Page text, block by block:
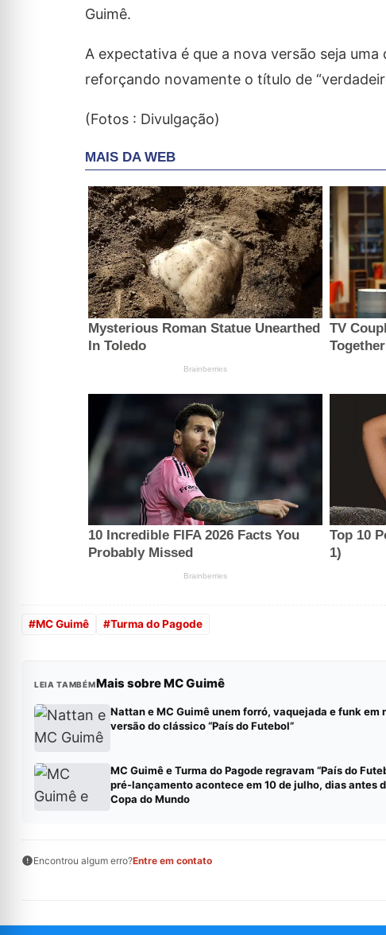
Guimê.
A expectativa é que a nova versão seja
reforçando novamente o título de
(Fotos : Divulgação)
#MC Guimê #Turma do Pagode
LEIA TAMBÉMMais sobre MC Guimê
Nattan e MC Guimê unem forró, vaquejada e funk em
versão do clássico “País do Futebol”
MC Guimê e Turma do Pagode regravam “País do
pré-lançamento acontece em 10 de julho, dias antes
Copa do Mundo
Encontrou algum erro?Entre em contato